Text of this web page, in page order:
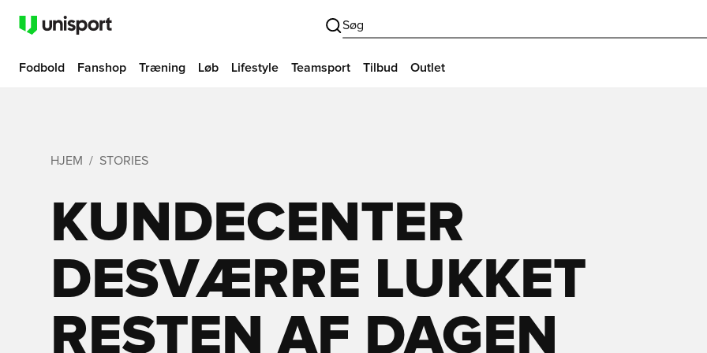
Søg
Fodbold Fanshop Træning Løb Lifestyle Teamsport Tilbud Outlet
HJEM STORIES
KUNDECENTER
DESVÆRRE LUKKET
RESTEN AF DAGEN